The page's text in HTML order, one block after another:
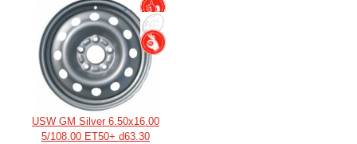
USW GM Silver 6.50x16.00
5/108.00 ET50+ d63.30